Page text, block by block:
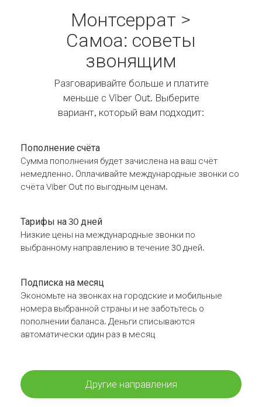
Монтсеррат >
Самоа: советы
звонящим
Разговаривайте больше и платите
меньше с Viber Out. Выберите
вариант, который вам подходит:
Пополнение счёта
Сумма пополнения будет зачислена на ваш счёт
немедленно. Оплачивайте международные звонки со
счёта Viber Out по выгодным ценам.
Тарифы на 30 дней
Низкие цены на международные звонки по
выбранному направлению в течение 30 дней.
Подписка на месяц
Экономьте на звонках на городские и мобильные
номера выбранной страны и не заботьтесь о
пополнении баланса. Деньги списываются
автоматически один раз в месяц
Другие направления